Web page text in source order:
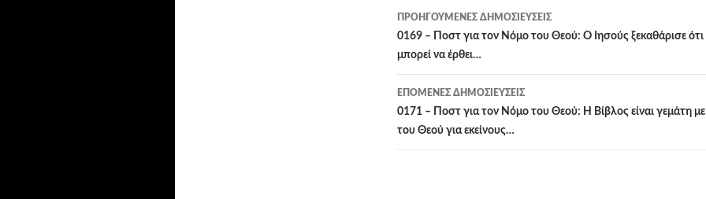
Πλοήγηση
άρθρων
ΠΡΟΗΓΟΎΜΕΝΕΣ ΔΗΜΟΣΙΕΎΣΕΙΣ
0169 – Ποστ για τον Νόμο του Θεού: Ο Ιησούς ξεκαθάρισε ότι
μπορεί να έρθει…
ΕΠΌΜΕΝΕΣ ΔΗΜΟΣΙΕΎΣΕΙΣ
0171 – Ποστ για τον Νόμο του Θεού: Η Βίβλος είναι γεμάτη
του Θεού για εκείνους…